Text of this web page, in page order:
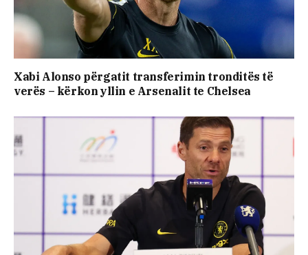
Xabi Alonso përgatit transferimin tronditës të
verës – kërkon yllin e Arsenalit te Chelsea